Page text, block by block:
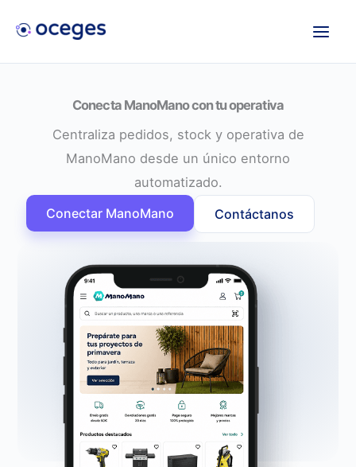
contenido
Conecta ManoMano con tu operativa
Centraliza pedidos, stock y operativa de
ManoMano desde un único entorno
automatizado.
Conectar ManoMano
Contáctanos